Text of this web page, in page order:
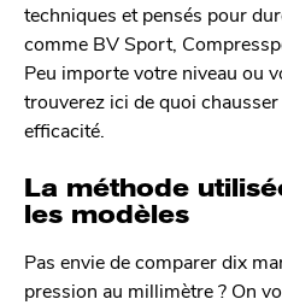
techniques et pensés pour
comme BV Sport,
Peu importe votre niveau ou
trouverez ici de quoi
efficacité.
La méthode
les modèles
Pas envie de comparer dix
pression au millimètre ? On